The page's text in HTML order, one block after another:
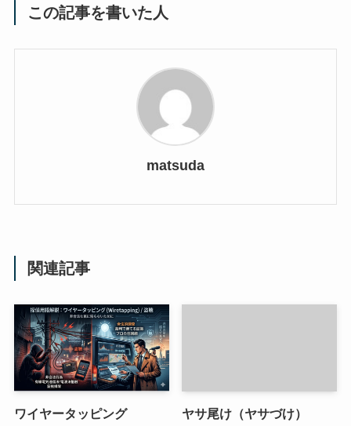
この記事を書いた人
matsuda
関連記事
ワイヤータッピング ヤサ尾け（ヤサづけ）